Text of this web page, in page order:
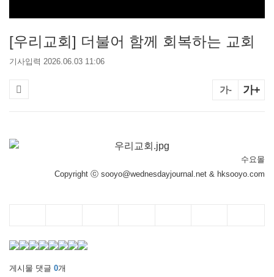
[우리교회] 더불어 함께 회복하는 교회
기사입력 2026.06.03 11:06
가- 가+
수요몰
Copyright ⓒ sooyo@wednesdayjournal.net & hksooyo.com
게시물 댓글 0개